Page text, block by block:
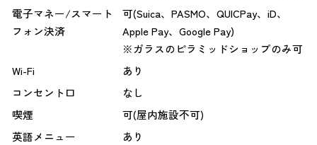
電子マネー/スマート
フォン決済
可(Suica、PASMO、QUICPay、iD、
Apple Pay、Google Pay)
※ガラスのピラミッドショップのみ可
Wi-Fi
あり
コンセント口
なし
喫煙
可(屋内施設不可)
英語メニュー
あり